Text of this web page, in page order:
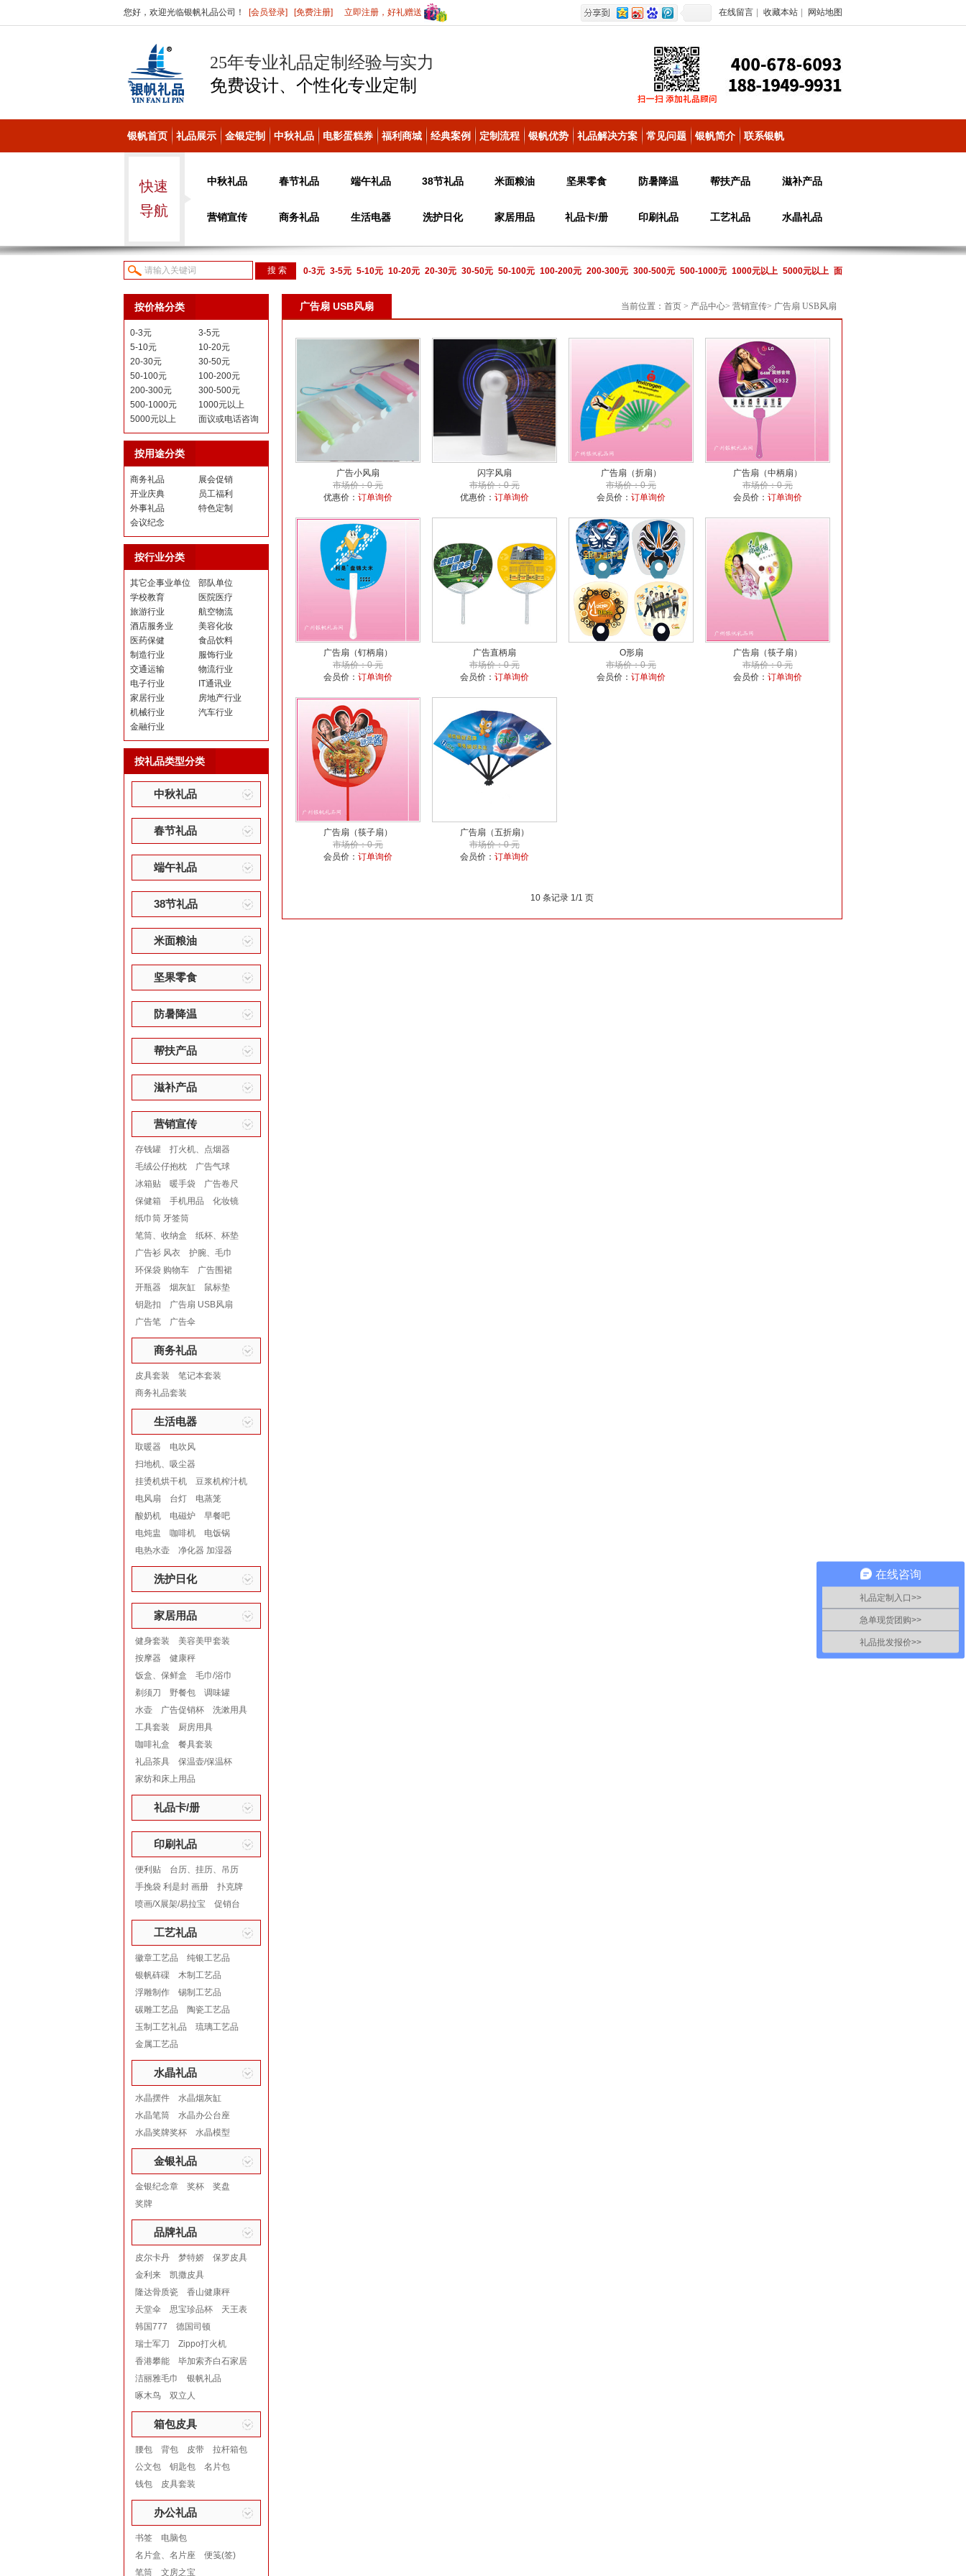
您好，欢迎光临银帆礼品公司！ [会员登录] [免费注册] 立即注册，好礼赠送 在线留言 收藏本站 网站地图
25年专业礼品定制经验与实力
免费设计、个性化专业定制
银帆首页 礼品展示 金银定制 中秋礼品 电影蛋糕券 福利商城 经典案例 定制流程 银帆优势 礼品解决方案 常见问题 银帆简介 联系银帆
快速
导航
中秋礼品 春节礼品 端午礼品 38节礼品 米面粮油 坚果零食 防暑降温 帮扶产品 滋补产品
营销宣传 商务礼品 生活电器 洗护日化 家居用品 礼品卡/册 印刷礼品 工艺礼品 水晶礼品
0-3元 3-5元 5-10元 10-20元 20-30元 30-50元 50-100元 100-200元 200-300元 300-500元 500-1000元 1000元以上 5000元以上 面
议或电话咨询
按价格分类
0-3元
3-5元
5-10元
10-20元
20-30元
30-50元
50-100元
100-200元
200-300元
300-500元
500-1000元
1000元以上
5000元以上
面议或电话咨询
按用途分类
商务礼品
展会促销
开业庆典
员工福利
外事礼品
特色定制
会议纪念
按行业分类
其它企事业单位
部队单位
学校教育
医院医疗
旅游行业
航空物流
酒店服务业
美容化妆
医药保健
食品饮料
制造行业
服饰行业
交通运输
物流行业
电子行业
IT通讯业
家居行业
房地产行业
机械行业
汽车行业
金融行业
按礼品类型分类
中秋礼品
春节礼品
端午礼品
38节礼品
米面粮油
坚果零食
防暑降温
帮扶产品
滋补产品
营销宣传
存钱罐
打火机、点烟器
毛绒公仔抱枕
广告气球
冰箱贴
暖手袋
广告卷尺
保健箱
手机用品
化妆镜
纸巾筒 牙签筒
笔筒、收纳盒
纸杯、杯垫
广告衫 风衣
护腕、毛巾
环保袋 购物车
广告围裙
开瓶器
烟灰缸
鼠标垫
钥匙扣
广告扇 USB风扇
广告笔
广告伞
商务礼品
皮具套装
笔记本套装
商务礼品套装
生活电器
取暖器
电吹风
扫地机、吸尘器
挂烫机烘干机
豆浆机榨汁机
电风扇
台灯
电蒸笼
酸奶机
电磁炉
早餐吧
电炖盅
咖啡机
电饭锅
电热水壶
净化器 加湿器
洗护日化
家居用品
健身套装
美容美甲套装
按摩器
健康秤
饭盒、保鲜盒
毛巾/浴巾
剃须刀
野餐包
调味罐
水壶
广告促销杯
洗漱用具
工具套装
厨房用具
咖啡礼盒
餐具套装
礼品茶具
保温壶/保温杯
家纺和床上用品
礼品卡/册
印刷礼品
便利贴
台历、挂历、吊历
手挽袋 利是封 画册
扑克牌
喷画/X展架/易拉宝
促销台
工艺礼品
徽章工艺品
纯银工艺品
银帆砗磲
木制工艺品
浮雕制作
锡制工艺品
碳雕工艺品
陶瓷工艺品
玉制工艺礼品
琉璃工艺品
金属工艺品
水晶礼品
水晶摆件
水晶烟灰缸
水晶笔筒
水晶办公台座
水晶奖牌奖杯
水晶模型
金银礼品
金银纪念章 奖杯
奖盘
奖牌
品牌礼品
皮尔卡丹 梦特娇
保罗皮具
金利来
凯撒皮具
隆达骨质瓷
香山健康秤
天堂伞
思宝珍品杯
天王表
韩国777
德国司顿
瑞士军刀
Zippo打火机
香港攀能
毕加索齐白石家居
洁丽雅毛巾
银帆礼品
啄木鸟
双立人
箱包皮具
腰包 背包 皮带
拉杆箱包
公文包
钥匙包
名片包
钱包
皮具套装
办公礼品
书签
电脑包
名片盒、名片座
便笺(签)
笔筒
文房之宝
广告扇 USB风扇 当前位置： 首页 > 产品中心> 营销宣传> 广告扇 USB风扇
广告小风扇
市场价：0 元
优惠价： 订单询价
闪字风扇
市场价：0 元
优惠价： 订单询价
广告扇（折扇）
市场价：0 元
会员价： 订单询价
广告扇（中柄扇）
市场价：0 元
会员价： 订单询价
广告扇（钉柄扇）
市场价：0 元
会员价： 订单询价
广告直柄扇
市场价：0 元
会员价： 订单询价
O形扇
市场价：0 元
会员价： 订单询价
广告扇（筷子扇）
市场价：0 元
会员价： 订单询价
广告扇（筷子扇）
市场价：0 元
会员价： 订单询价
广告扇（五折扇）
市场价：0 元
会员价： 订单询价
10 条记录 1/1 页
在线咨询
礼品定制入口>>
急单现货团购>>
礼品批发报价>>